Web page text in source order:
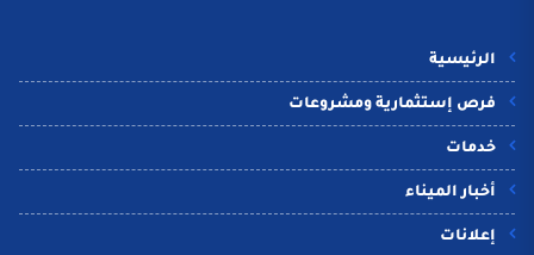
الرئيسية
فرص إستثمارية ومشروعات
خدمات
أخبار الميناء
إعلانات